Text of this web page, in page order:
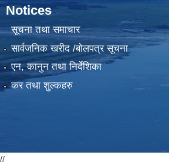
Notices
सूचना तथा समाचार
सार्वजनिक खरीद /बोलपत्र सूचना
एन, कानुन तथा निर्देशिका
कर तथा शुल्कहरु
//